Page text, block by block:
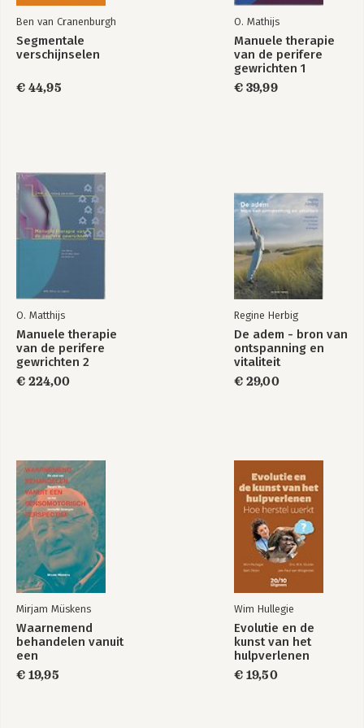
Ben van Cranenburgh
Segmentale
verschijnselen
€ 44,95
O. Mathijs
Manuele therapie
van de perifere
gewrichten 1
Algemeen,
bindweefsel,
€ 39,99
O. Matthijs
Manuele therapie
van de perifere
gewrichten 2
Elleboog, pols en
hand
€ 224,00
Regine Herbig
De adem - bron van
ontspanning en
vitaliteit
€ 29,00
Mirjam Müskens
Waarnemend
behandelen vanuit
een
sensomotorisch
perspectief
€ 19,95
Wim Hullegie
Evolutie en de
kunst van het
hulpverlenen
€ 19,50